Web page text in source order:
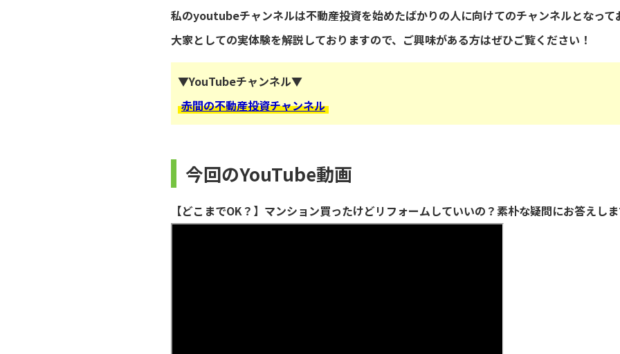
私のyoutubeチャンネルは不動産投資を始めたばかりの人に向けてのチャンネルとなって
大家としての実体験を解説しておりますので、ご興味がある方はぜひご覧ください！
▼YouTubeチャンネル▼
赤間の不動産投資チャンネル
今回のYouTube動画
【どこまでOK？】マンション買ったけどリフォームしていいの？素朴な疑問にお答えし